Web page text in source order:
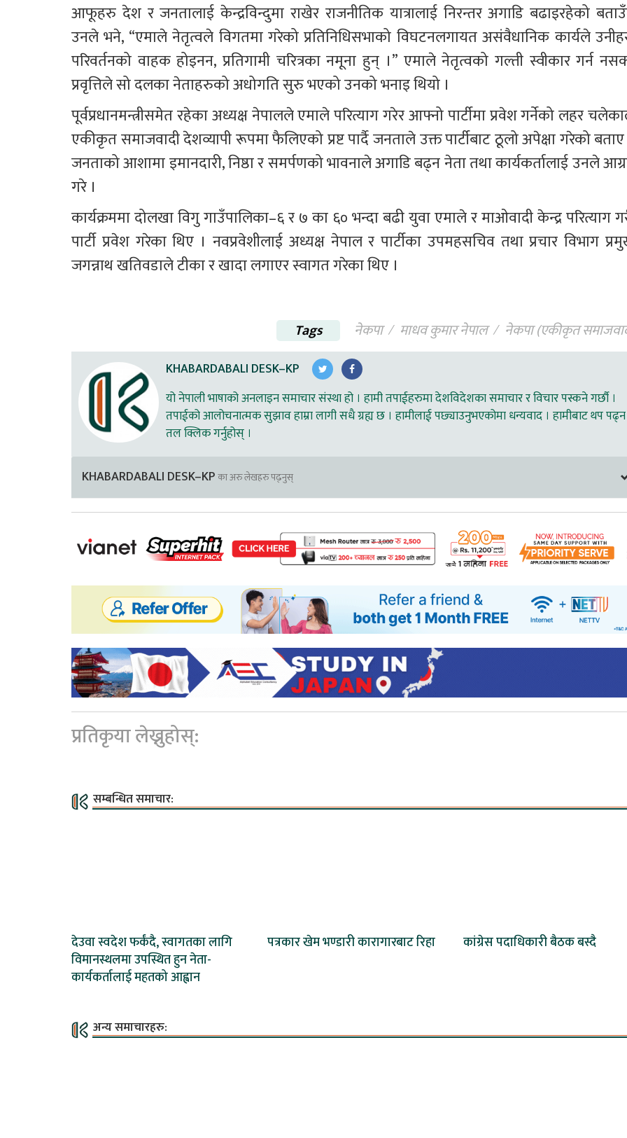
आफूहरु देश र जनतालाई केन्द्रविन्दुमा राखेर राजनीतिक यात्रालाई निरन्तर अगाडि बढाइरहेको
उनले भने, “एमाले नेतृत्वले विगतमा गरेको प्रतिनिधिसभाको विघटनलगायत असंवैधानिक कार्यले
परिवर्तनको वाहक होइनन, प्रतिगामी चरित्रका नमूना हुन् ।” एमाले नेतृत्वको गल्ती स्वीकार गर्न
प्रवृत्तिले सो दलका नेताहरुको अधोगति सुरु भएको उनको भनाइ थियो ।
पूर्वप्रधानमन्त्रीसमेत रहेका अध्यक्ष नेपालले एमाले परित्याग गरेर आफ्नो पार्टीमा प्रवेश गर्नेको लहर
एकीकृत समाजवादी देशव्यापी रूपमा फैलिएको प्रष्ट पार्दै जनताले उक्त पार्टीबाट ठूलो अपेक्षा गरेको बताए
जनताको आशामा इमानदारी, निष्ठा र समर्पणको भावनाले अगाडि बढ्न नेता तथा कार्यकर्तालाई उनले
गरे ।
कार्यक्रममा दोलखा विगु गाउँपालिका–६ र ७ का ६० भन्दा बढी युवा एमाले र माओवादी केन्द्र परित्याग
पार्टी प्रवेश गरेका थिए । नवप्रवेशीलाई अध्यक्ष नेपाल र पार्टीका उपमहसचिव तथा प्रचार विभाग
जगन्नाथ खतिवडाले टीका र खादा लगाएर स्वागत गरेका थिए ।
Tags नेकपा माधव कुमार नेपाल नेकपा (एकीकृत
KHABARDABALI DESK–KP
यो नेपाली भाषाको अनलाइन समाचार संस्था हो । हामी तपाईहरुमा देशविदेशका समाचार र विचार पस्कने गर्छौ ।
तपाईको आलोचनात्मक सुझाव हाम्रा लागी सधै ग्रह्य छ । हामीलाई पछ्याउनुभएकोमा धन्यवाद । हामीबाट थप पढ्न
तल क्लिक गर्नुहोस् ।
KHABARDABALI DESK–KPका अरु लेखहरु पढ्नुस्
प्रतिकृया लेख्नुहोस्:
सम्बन्धित समाचार:
देउवा स्वदेश फर्कंदै, स्वागतका लागि
विमानस्थलमा उपस्थित हुन नेता-
कार्यकर्तालाई महतको आह्वान
पत्रकार खेम भण्डारी कारागारबाट रिहा कांग्रेस पदाधिकारी बैठक बस्दै
अन्य समाचारहरु: